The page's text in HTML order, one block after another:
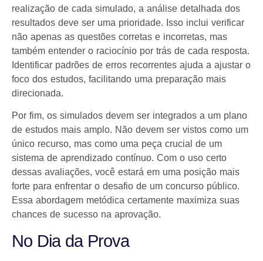
realização de cada simulado, a análise detalhada dos
resultados deve ser uma prioridade. Isso inclui verificar
não apenas as questões corretas e incorretas, mas
também entender o raciocínio por trás de cada resposta.
Identificar padrões de erros recorrentes ajuda a ajustar o
foco dos estudos, facilitando uma preparação mais
direcionada.
Por fim, os simulados devem ser integrados a um plano
de estudos mais amplo. Não devem ser vistos como um
único recurso, mas como uma peça crucial de um
sistema de aprendizado contínuo. Com o uso certo
dessas avaliações, você estará em uma posição mais
forte para enfrentar o desafio de um concurso público.
Essa abordagem metódica certamente maximiza suas
chances de sucesso na aprovação.
No Dia da Prova